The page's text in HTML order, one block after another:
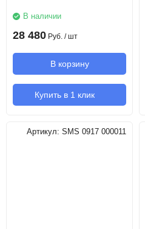
В наличии
28 480 Руб. / шт
В корзину
Купить в 1 клик
Артикул: SMS 0917 000011